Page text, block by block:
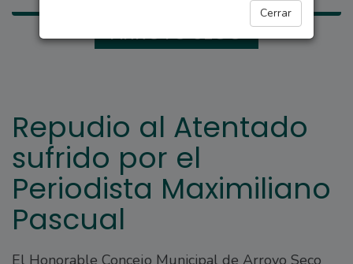
Cerrar
ARROYO SECO
Repudio al Atentado
sufrido por el
Periodista Maximiliano
Pascual
El Honorable Concejo Municipal de Arroyo Seco